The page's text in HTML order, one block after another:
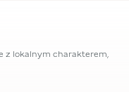
z lokalnym charakterem,